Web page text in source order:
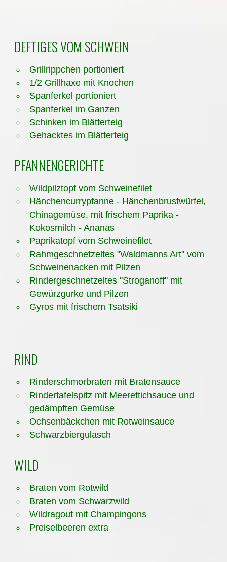
DEFTIGES VOM SCHWEIN
Grillrippchen portioniert
1/2 Grillhaxe mit Knochen
Spanferkel portioniert
Spanferkel im Ganzen
Schinken im Blätterteig
Gehacktes im Blätterteig
PFANNENGERICHTE
Wildpilztopf vom Schweinefilet
Hänchencurrypfanne - Hänchenbrustwürfel,
Chinagemüse, mit frischem Paprika -
Kokosmilch - Ananas
Paprikatopf vom Schweinefilet
Rahmgeschnetzeltes "Waldmanns Art" vom
Schweinenacken mit Pilzen
Rindergeschnetzeltes "Stroganoff" mit
Gewürzgurke und Pilzen
Gyros mit frischem Tsatsiki
RIND
Rinderschmorbraten mit Bratensauce
Rindertafelspitz mit Meerettichsauce und
gedämpften Gemüse
Ochsenbäckchen mit Rotweinsauce
Schwarzbiergulasch
WILD
Braten vom Rotwild
​Braten vom Schwarzwild
Wildragout mit Champingons
Preiselbeeren extra